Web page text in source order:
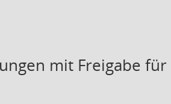
mit Freigabe